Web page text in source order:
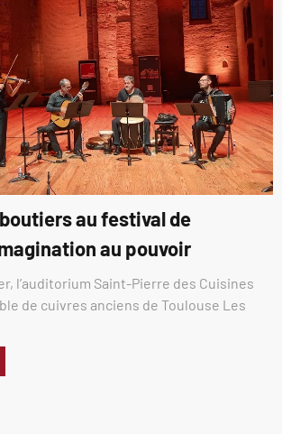
au festival de
au pouvoir
l’auditorium Saint-Pierre des Cuisines
de cuivres anciens de Toulouse Les